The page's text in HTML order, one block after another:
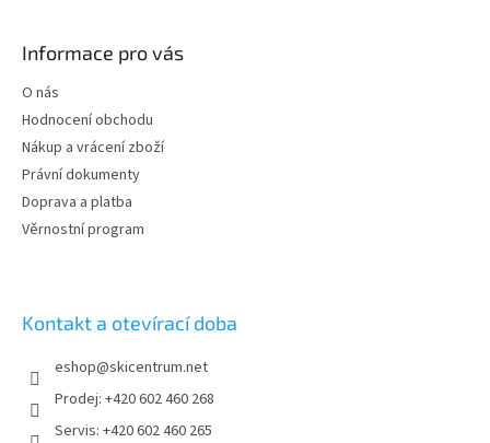
Informace pro vás
O nás
Hodnocení obchodu
Nákup a vrácení zboží
Právní dokumenty
Doprava a platba
Věrnostní program
Kontakt a otevírací doba
eshop@skicentrum.net
Prodej: +420 602 460 268
Servis: +420 602 460 265